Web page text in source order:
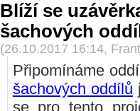
Blíží se
šachových
(26.10.2017 16:14,
Připomínáme
šachových oddílů
se pro tento